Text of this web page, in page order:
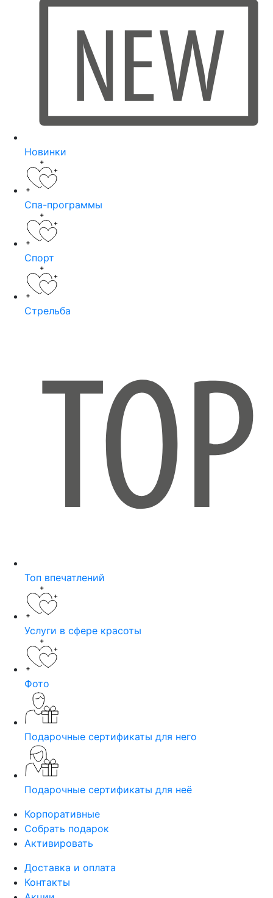
Новинки
Спа-программы
Спорт
Стрельба
Топ впечатлений
Услуги в сфере красоты
Фото
Подарочные сертификаты для него
Подарочные сертификаты для неё
Корпоративные
Собрать подарок
Активировать
Доставка и оплата
Контакты